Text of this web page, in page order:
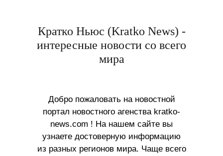
Кратко Ньюс (Kratko News) -
интересные новости со всего
мира
Добро пожаловать на новостной
портал новостного агенства kratko-
news.com ! На нашем сайте вы
узнаете достоверную информацию
из разных регионов мира. Чаще всего